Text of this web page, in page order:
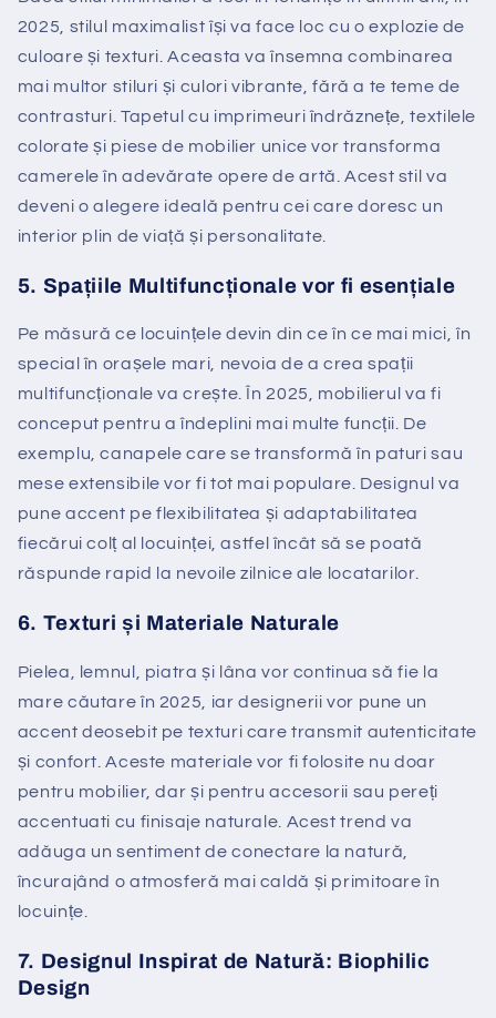
2025, stilul maximalist își va face loc cu o explozie de
culoare și texturi. Aceasta va însemna combinarea
mai multor stiluri și culori vibrante, fără a te teme de
contrasturi. Tapetul cu imprimeuri îndrăznețe, textilele
colorate și piese de mobilier unice vor transforma
camerele în adevărate opere de artă. Acest stil va
deveni o alegere ideală pentru cei care doresc un
interior plin de viață și personalitate.
5. Spațiile Multifuncționale vor fi esențiale
Pe măsură ce locuințele devin din ce în ce mai mici, în
special în orașele mari, nevoia de a crea spații
multifuncționale va crește. În 2025, mobilierul va fi
conceput pentru a îndeplini mai multe funcții. De
exemplu, canapele care se transformă în paturi sau
mese extensibile vor fi tot mai populare. Designul va
pune accent pe flexibilitatea și adaptabilitatea
fiecărui colț al locuinței, astfel încât să se poată
răspunde rapid la nevoile zilnice ale locatarilor.
6. Texturi și Materiale Naturale
Pielea, lemnul, piatra și lâna vor continua să fie la
mare căutare în 2025, iar designerii vor pune un
accent deosebit pe texturi care transmit autenticitate
și confort. Aceste materiale vor fi folosite nu doar
pentru mobilier, dar și pentru accesorii sau pereți
accentuati cu finisaje naturale. Acest trend va
adăuga un sentiment de conectare la natură,
încurajând o atmosferă mai caldă și primitoare în
locuințe.
7. Designul Inspirat de Natură: Biophilic
Design